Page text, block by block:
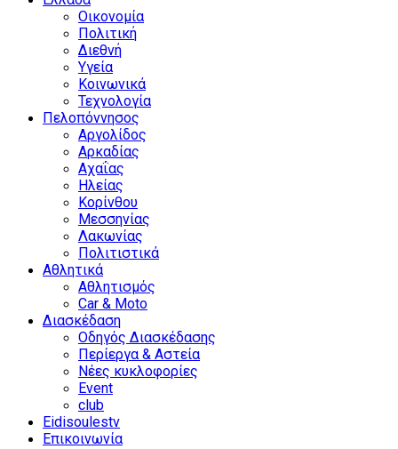
Οικονομία
Πολιτική
Διεθνή
Υγεία
Κοινωνικά
Τεχνολογία
Πελοπόννησος
Αργολίδος
Αρκαδίας
Αχαΐας
Ηλείας
Κορίνθου
Μεσσηνίας
Λακωνίας
Πολιτιστικά
Αθλητικά
Αθλητισμός
Car & Moto
Διασκέδαση
Οδηγός Διασκέδασης
Περίεργα & Αστεία
Νέες κυκλοφορίες
Event
club
Eidisoulestv
Επικοινωνία